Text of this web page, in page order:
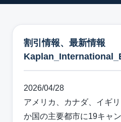
割引情報、最新情報
2026/04/28
アメリカ、カナダ、イギ
か国の主要都市に19キャ